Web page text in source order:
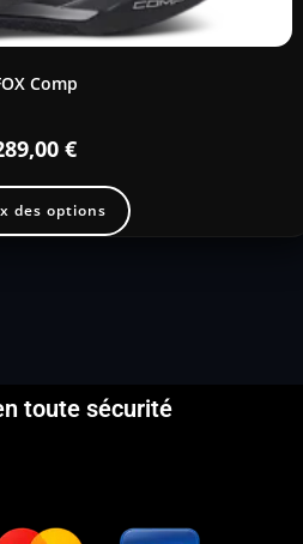
Comp
€
des options
toute sécurité